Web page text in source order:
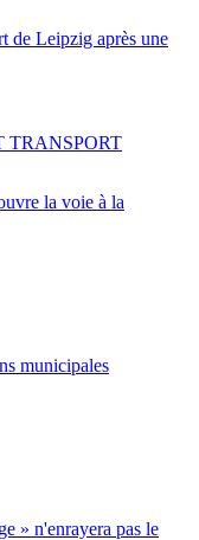
de Leipzig après une
la voie à la
TRANSPORT
municipales
» n'enrayera pas le